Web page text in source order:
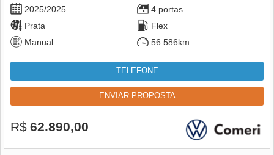
2025/2025
4 portas
Prata
Flex
Manual
56.586km
TELEFONE
ENVIAR PROPOSTA
R$ 62.890,00